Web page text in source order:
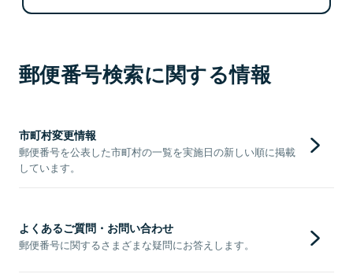
郵便番号検索に関する情報
市町村変更情報
郵便番号を公表した市町村の一覧を実施日の新しい順に掲載
しています。
よくあるご質問・お問い合わせ
郵便番号に関するさまざまな疑問にお答えします。